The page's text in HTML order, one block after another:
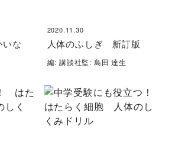
な
2020.11.30
人体のふしぎ 新訂版
編: 講談社監: 島田 達生